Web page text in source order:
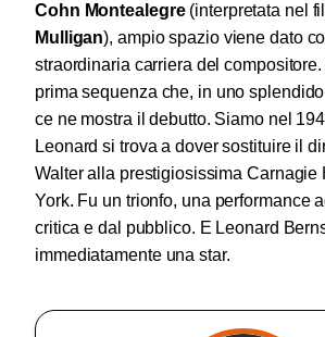
Cohn Montealegre (interpretata nel
Mulligan), ampio spazio viene dato
straordinaria carriera del
prima sequenza che, in uno
ce ne mostra il debutto. Siamo nel
Leonard si trova a dover sostituire il
Walter alla prestigiosissima Carnagie
York. Fu un trionfo, una performance
critica e dal pubblico. E Leonard
immediatamente una star.